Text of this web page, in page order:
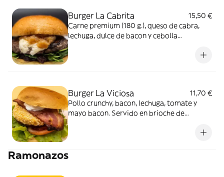
Burger La Cabrita
15,50 €
Carne premium (180 g.), queso de cabra,
lechuga, dulce de bacon y cebolla
Burger La Viciosa
11,70 €
Pollo crunchy, bacon, lechuga, tomate y
mayo bacon. Servido en brioche de
Ramonazos